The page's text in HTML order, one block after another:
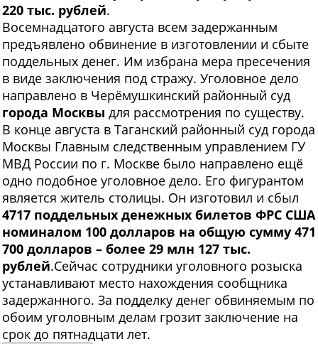
220 тыс. рублей.
Восемнадцатого августа всем задержанным
предъявлено обвинение в изготовлении и сбыте
поддельных денег. Им избрана мера пресечения
в виде заключения под стражу. Уголовное дело
направлено в Черёмушкинский районный суд
города Москвы для рассмотрения по существу.
В конце августа в Таганский районный суд города
Москвы Главным следственным управлением ГУ
МВД России по г. Москве было направлено ещё
одно подобное уголовное дело. Его фигурантом
является житель столицы. Он изготовил и сбыл
4717 поддельных денежных билетов ФРС США
номиналом 100 долларов на общую сумму 471
700 долларов – более 29 млн 127 тыс.
рублей.Сейчас сотрудники уголовного розыска
устанавливают место нахождения сообщника
задержанного. За подделку денег обвиняемым по
обоим уголовным делам грозит заключение на
срок до пятнадцати лет.